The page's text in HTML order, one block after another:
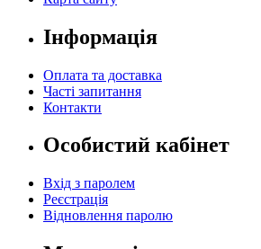
Інформація
Оплата та доставка
Часті запитання
Контакти
Особистий кабінет
Вхід з паролем
Реєстрація
Відновлення паролю